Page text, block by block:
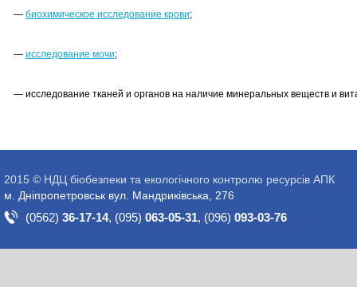
— биохимическое исследование крови;
— исследование мочи;
— исследование тканей и органов на наличие минеральных веществ и
2015 © НДЦ біобезпеки та екологічного контролю ресурсів АПК
м. Дніпропетровськ вул. Мандриківська, 276
(0562) 36-17-14, (095) 063-05-31, (096) 093-03-76